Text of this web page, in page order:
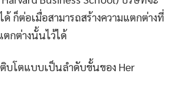
ก็ต่อเมื่อสามารถสร้างความแตกต่างที่
กต่างนั้นไว้ได้
บโตแบบเป็นลำดับขั้นของ Her